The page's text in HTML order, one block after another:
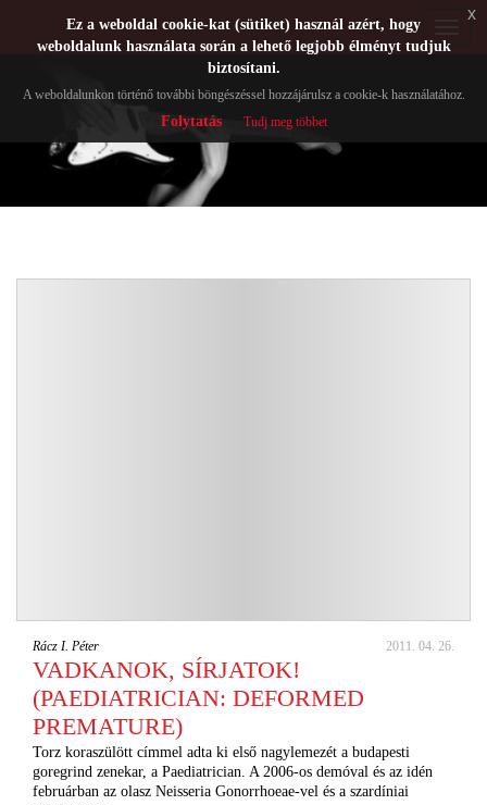
Rácz I. Péter 2011. 04. 26.
VADKANOK, SÍRJATOK!
(PAEDIATRICIAN: DEFORMED
PREMATURE)
Torz koraszülött címmel adta ki első nagylemezét a budapesti
goregrind zenekar, a Paediatrician. A 2006-os demóval és az idén
februárban az olasz Neisseria Gonorrhoeae-vel és a szardíniai
Ez a weboldal cookie-kat (sütiket) használ azért, hogy
weboldalunk használata során a lehető legjobb élményt tudjuk
biztosítani.
A weboldalunkon történő további böngészéssel hozzájárulsz a cookie-k használatához.
Folytatás Tudj meg többet
x